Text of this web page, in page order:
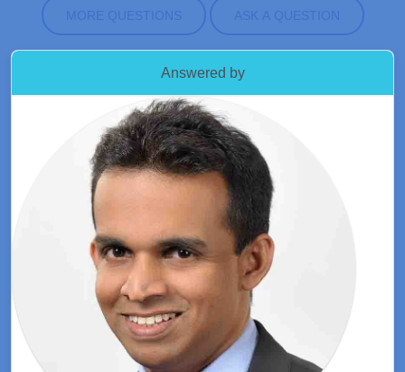
MORE QUESTIONS ASK A QUESTION
Answered by